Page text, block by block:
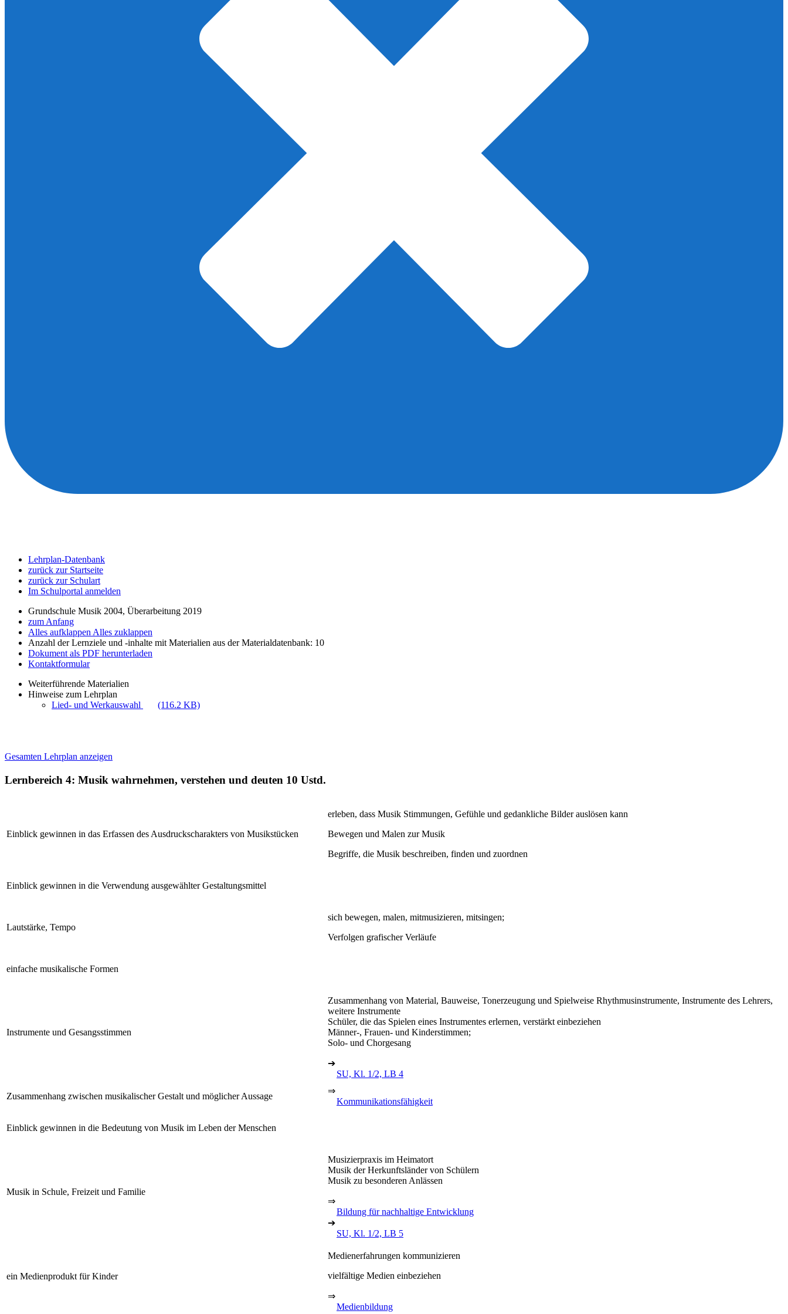
Lehrplan-Datenbank
zurück zur Startseite
zurück zur Schulart
Im Schulportal anmelden
Grundschule Musik 2004, Überarbeitung 2019
zum Anfang
Alles aufklappen Alles zuklappen
Anzahl der Lernziele und -inhalte mit Materialien aus der Materialdatenbank: 10
Dokument als PDF herunterladen
Kontaktformular
Weiterführende Materialien
Hinweise zum Lehrplan
Lied- und Werkauswahl
(116.2 KB)
Gesamten Lehrplan anzeigen
Lernbereich 4: Musik wahrnehmen, verstehen und deuten 10 Ustd.
Einblick gewinnen in das Erfassen des Ausdruckscharakters von Musikstücken
erleben, dass Musik Stimmungen, Gefühle und gedankliche Bilder auslösen kann
Bewegen und Malen zur Musik
Begriffe, die Musik beschreiben, finden und zuordnen
Einblick gewinnen in die Verwendung ausgewählter Gestaltungsmittel
Lautstärke, Tempo
sich bewegen, malen, mitmusizieren, mitsingen;
Verfolgen grafischer Verläufe
einfache musikalische Formen
Instrumente und Gesangsstimmen
Zusammenhang von Material, Bauweise, Tonerzeugung und Spielweise Rhythmusinstrumente, Instrumente des Lehrers,
weitere Instrumente
Schüler, die das Spielen eines Instrumentes erlernen, verstärkt einbeziehen
Männer-, Frauen- und Kinderstimmen;
Solo- und Chorgesang
➔
SU, Kl. 1/2, LB 4
Zusammenhang zwischen musikalischer Gestalt und möglicher Aussage
⇒
Kommunikationsfähigkeit
Einblick gewinnen in die Bedeutung von Musik im Leben der Menschen
Musik in Schule, Freizeit und Familie
Musizierpraxis im Heimatort
Musik der Herkunftsländer von Schülern
Musik zu besonderen Anlässen
⇒
Bildung für nachhaltige Entwicklung
➔
SU, Kl. 1/2, LB 5
ein Medienprodukt für Kinder
Medienerfahrungen kommunizieren
vielfältige Medien einbeziehen
⇒
Medienbildung